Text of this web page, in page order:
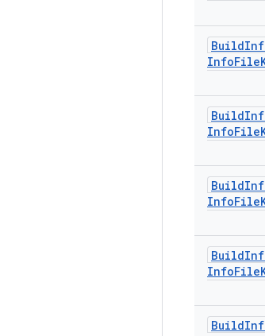
Build
InfoFile
Build
InfoFile
Build
InfoFile
Build
InfoFile
Build